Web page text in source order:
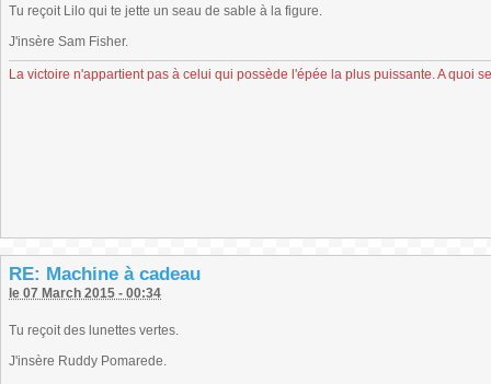
Tu reçoit Lilo qui te jette un seau de sable à la figure.
J'insère Sam Fisher.
La victoire n'appartient pas à celui qui possède l'épée la plus puissante. A quoi
RE: Machine à cadeau
le 07 March 2015 - 00:34
Tu reçoit des lunettes vertes.
J'insère Ruddy Pomarede.